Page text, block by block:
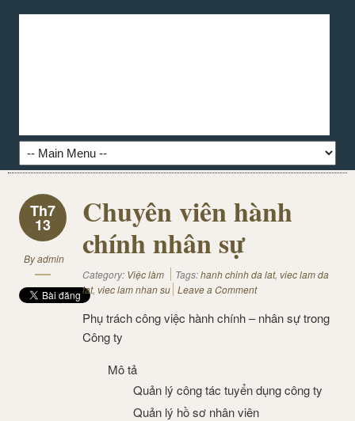
Th7
13
Byadmin
Chuyên viên hành
chính nhân sự
Category: Việc làm Tags:hanh chinh da lat, viec lam da
lat, viec lam nhan su Leave a Comment
Phụ trách công việc hành chính – nhân sự trong
Công ty
Mô tả
Quản lý công tác tuyển dụng công ty
Quản lý hồ sơ nhân viên